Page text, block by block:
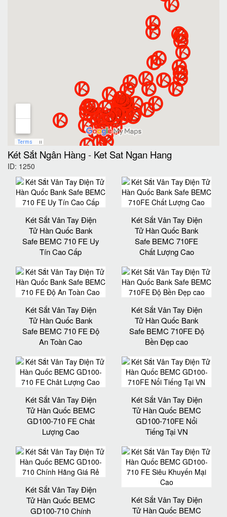
Két Sắt Ngân Hàng- Ket Sat Ngan Hang
ID: 1250
Két Sắt Vân Tay Điện
Tử Hàn Quốc Bank
Safe BEMC 710 FE Uy
Tín Cao Cấp
Két Sắt Vân Tay Điện
Tử Hàn Quốc Bank
Safe BEMC 710FE
Chất Lượng Cao
Két Sắt Vân Tay Điện
Tử Hàn Quốc Bank
Safe BEMC 710 FE Độ
An Toàn Cao
Két Sắt Vân Tay Điện
Tử Hàn Quốc Bank
Safe BEMC 710FE Độ
Bền Đẹp cao
Két Sắt Vân Tay Điện
Tử Hàn Quốc BEMC
GD100-710 FE Chât
Lượng Cao
Két Sắt Vân Tay Điện
Tử Hàn Quốc BEMC
GD100-710FE Nổi
Tiếng Tại VN
Két Sắt Vân Tay Điện
Tử Hàn Quốc BEMC
GD100-710 Chính
Két Sắt Vân Tay Điện
Tử Hàn Quốc BEMC